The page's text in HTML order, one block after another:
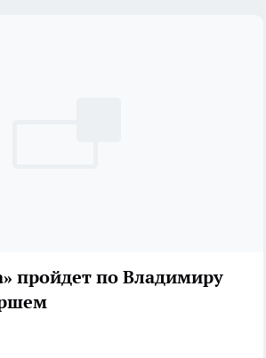
пройдет по Владимиру